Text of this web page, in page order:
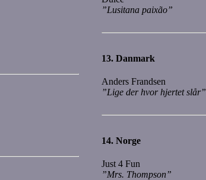
”Lusitana paixão”
13. Danmark
Anders Frandsen
”Lige der hvor hjertet slår”
14. Norge
Just 4 Fun
”Mrs. Thompson”